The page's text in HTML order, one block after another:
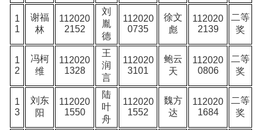
1
1
谢福
林
112020
2152
刘
胤
德
112020
0735
徐文
彪
112020
2139
二等
奖
1
2
冯柯
维
112020
1328
王
润
言
112020
3101
鲍云
天
112020
0806
二等
奖
1
3
刘东
阳
112020
1550
陆
叶
舟
112020
1552
魏方
达
112020
1684
二等
奖